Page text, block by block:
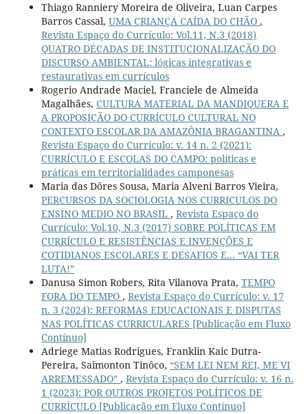
Thiago Ranniery Moreira de Oliveira, Luan Carpes
Barros Cassal, UMA CRIANÇA CAÍDA DO CHÃO ,
Revista Espaço do Currículo: Vol.11, N.3 (2018)
QUATRO DÉCADAS DE INSTITUCIONALIZAÇÃO DO
DISCURSO AMBIENTAL: lógicas integrativas e
restaurativas em currículos
Rogerio Andrade Maciel, Franciele de Almeida
Magalhães, CULTURA MATERIAL DA MANDIQUERA E
A PROPOSIÇÃO DO CURRÍCULO CULTURAL NO
CONTEXTO ESCOLAR DA AMAZÔNIA BRAGANTINA ,
Revista Espaço do Currículo: v. 14 n. 2 (2021):
CURRÍCULO E ESCOLAS DO CAMPO: políticas e
práticas em territorialidades camponesas
Maria das Dôres Sousa, Maria Alveni Barros Vieira,
PERCURSOS DA SOCIOLOGIA NOS CURRICULOS DO
ENSINO MEDIO NO BRASIL , Revista Espaço do
Currículo: Vol.10, N.3 (2017) SOBRE POLÍTICAS EM
CURRÍCULO E RESISTÊNCIAS E INVENÇÕES E
COTIDIANOS ESCOLARES E DESAFIOS E... “VAI TER
LUTA!”
Danusa Simon Robers, Rita Vilanova Prata, TEMPO
FORA DO TEMPO , Revista Espaço do Currículo: v. 17
n. 3 (2024): REFORMAS EDUCACIONAIS E DISPUTAS
NAS POLÍTICAS CURRICULARES [Publicação em Fluxo
Contínuo]
Adriege Matias Rodrigues, Franklin Kaic Dutra-
Pereira, Saimonton Tinôco, “SEM LEI NEM REI, ME VI
ARREMESSADO” , Revista Espaço do Currículo: v. 16 n.
1 (2023): POR OUTROS PROJETOS POLÍTICOS DE
CURRÍCULO [Publicação em Fluxo Contínuo]